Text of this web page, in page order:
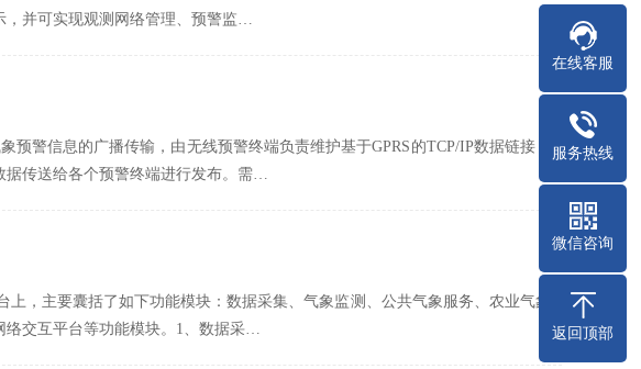
，并可实现观测网络管理、预警监…
预警信息的广播传输，由无线预警终端负责维护基于GPRS的TCP/IP数据链接，
据传送给各个预警终端进行发布。需…
，主要囊括了如下功能模块：数据采集、气象监测、公共气象服务、农业气象
络交互平台等功能模块。1、数据采…
在线客服
服务热线
微信咨询
返回顶部